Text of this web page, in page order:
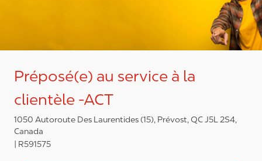
Préposé(e) au service à la
clientèle -ACT
1050 Autoroute Des Laurentides (15), Prévost, QC J5L 2S4,
Canada
R591575